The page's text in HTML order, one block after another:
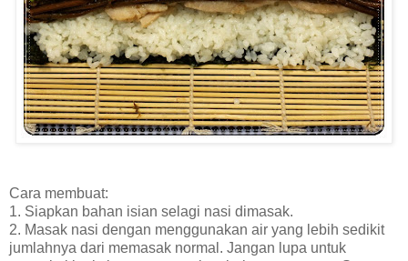
Cara membuat:
1. Siapkan bahan isian selagi nasi dimasak.
2. Masak nasi dengan menggunakan air yang lebih sedikit
jumlahnya dari memasak normal. Jangan lupa untuk